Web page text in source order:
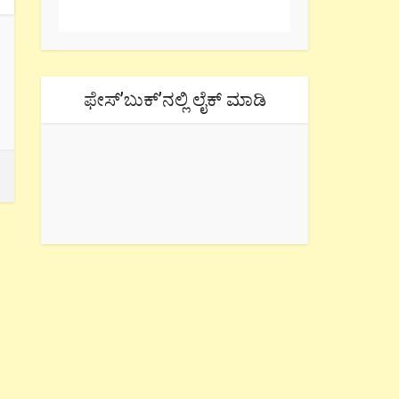
ಫೇಸ್’ಬುಕ್’ನಲ್ಲಿ ಲೈಕ್ ಮಾಡಿ